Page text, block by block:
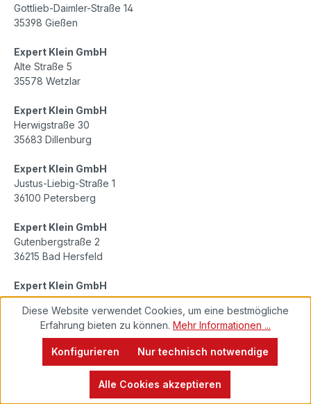
Gottlieb-Daimler-Straße 14
35398 Gießen
Expert Klein GmbH
Alte Straße 5
35578 Wetzlar
Expert Klein GmbH
Herwigstraße 30
35683 Dillenburg
Expert Klein GmbH
Justus-Liebig-Straße 1
36100 Petersberg
Expert Klein GmbH
Gutenbergstraße 2
36215 Bad Hersfeld
Expert Klein GmbH
Raabeweg 3
51545 Waldbröl
Diese Website verwendet Cookies, um eine bestmögliche
Erfahrung bieten zu können. Mehr Informationen ...
Nur technisch notwendige
Konfigurieren
Alle Cookies akzeptieren